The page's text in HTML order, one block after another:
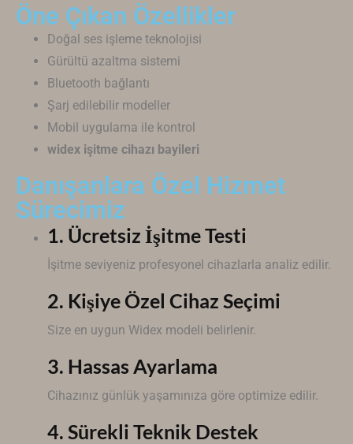
Öne Çıkan Özellikler
Doğal ses işleme teknolojisi
Gürültü azaltma sistemi
Bluetooth bağlantı
Şarj edilebilir modeller
Mobil uygulama ile kontrol
widex işitme cihazı bayileri
Danışanlara Özel Hizmet
Sürecimiz
1. Ücretsiz İşitme Testi
İşitme seviyeniz profesyonel cihazlarla analiz edilir.
2. Kişiye Özel Cihaz Seçimi
Size en uygun Widex modeli belirlenir.
3. Hassas Ayarlama
Cihazınız günlük yaşamınıza göre optimize edilir.
4. Sürekli Teknik Destek